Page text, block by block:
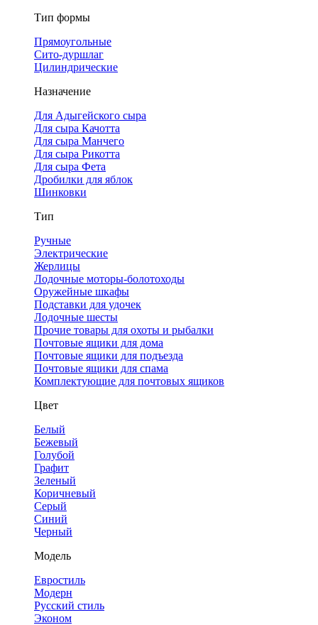
Тип формы
Прямоугольные
Сито-дуршлаг
Цилиндрические
Назначение
Для Адыгейского сыра
Для сыра Качотта
Для сыра Манчего
Для сыра Рикотта
Для сыра Фета
Дробилки для яблок
Шинковки
Тип
Ручные
Электрические
Жерлицы
Лодочные моторы-болотоходы
Оружейные шкафы
Подставки для удочек
Лодочные шесты
Прочие товары для охоты и рыбалки
Почтовые ящики для дома
Почтовые ящики для подъезда
Почтовые ящики для спама
Комплектующие для почтовых ящиков
Цвет
Белый
Бежевый
Голубой
Графит
Зеленый
Коричневый
Серый
Синий
Черный
Модель
Евростиль
Модерн
Русский стиль
Эконом